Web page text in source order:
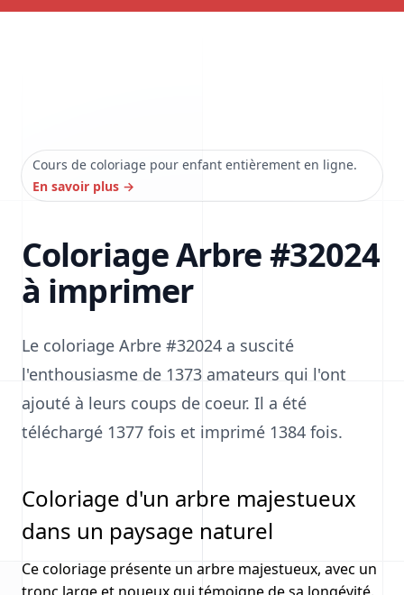
Cours de coloriage pour enfant entièrement en ligne.
En savoir plus →
Coloriage Arbre #32024
à imprimer
Le coloriage Arbre #32024 a suscité
l'enthousiasme de 1373 amateurs qui l'ont
ajouté à leurs coups de coeur. Il a été
téléchargé 1377 fois et imprimé 1384 fois.
Coloriage d'un arbre majestueux
dans un paysage naturel
Ce coloriage présente un arbre majestueux, avec un